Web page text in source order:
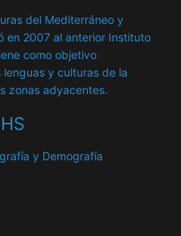
del Mediterráneo y
en 2007 al anterior Instituto
como objetivo
y culturas de la
zonas adyacentes.
y Demografía